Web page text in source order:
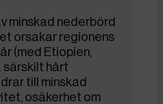
minskad nederbörd
orsakar regionens
(med Etiopien,
särskilt hårt
till minskad
osäkerhet om